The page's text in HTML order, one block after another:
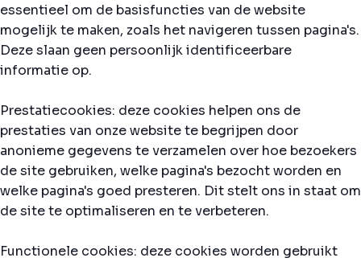
essentieel om de basisfuncties van de website
mogelijk te maken, zoals het navigeren tussen pagina's.
Deze slaan geen persoonlijk identificeerbare
informatie op.
Prestatiecookies: deze cookies helpen ons de
prestaties van onze website te begrijpen door
anonieme gegevens te verzamelen over hoe bezoekers
de site gebruiken, welke pagina's bezocht worden en
welke pagina's goed presteren. Dit stelt ons in staat om
de site te optimaliseren en te verbeteren.
Functionele cookies: deze cookies worden gebruikt